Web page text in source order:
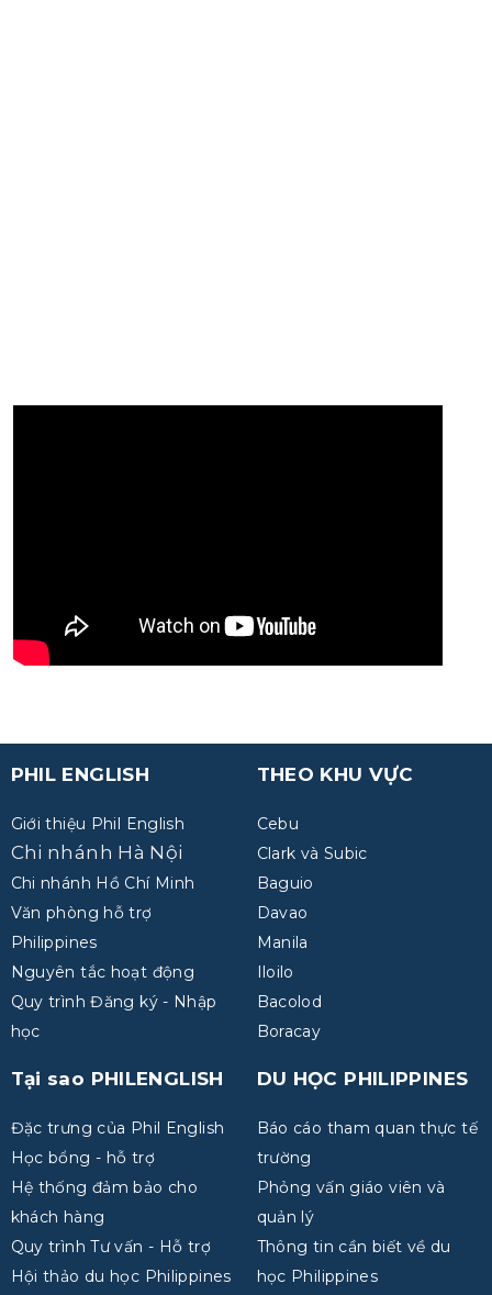
PHIL ENGLISH
Giới thiệu Phil English
Chi nhánh Hà Nội
Chi nhánh Hồ Chí Minh
Văn phòng hỗ trợ
Philippines
Nguyên tắc hoạt động
Quy trình Đăng ký - Nhập
học
Tại sao PHILENGLISH
Đặc trưng của Phil English
Học bổng - hỗ trợ
Hệ thống đảm bảo cho
khách hàng
Quy trình Tư vấn - Hỗ trợ
Hội thảo du học Philippines
THEO KHU VỰC
Cebu
Clark và Subic
Baguio
Davao
Manila
Iloilo
Bacolod
Boracay
DU HỌC PHILIPPINES
Báo cáo tham quan thực tế
trường
Phỏng vấn giáo viên và
quản lý
Thông tin cần biết về du
học Philippines